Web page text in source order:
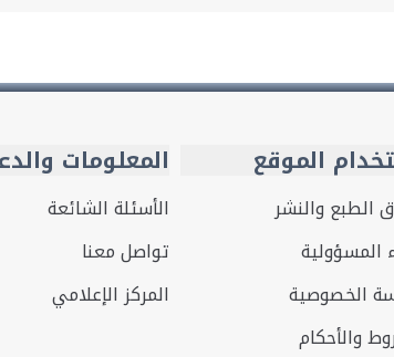
الموقع
الطبع والنشر
المسؤولية
الخصوصية
والأحكام
المعلومات
الأسئلة الشائعة
تواصل معنا
المركز الإعلامي